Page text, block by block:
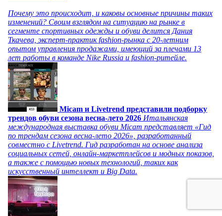
Почему это происходит, и каковы основные причины таких
изменений? Своим взглядом на ситуацию на рынке в
сегменте спортивных одежды и обуви делится Дания
Ткачева, эксперт-практик fashion-рынка с 20-летним
опытом управления продажами, имеющий за плечами 13
лет работы в команде Nike Russia и fashion-ритейле.
Micam и Livetrend представили подборку
трендов обуви сезона весна-лето 2026 Итальянская
международная выставка обуви Micam представляет «Гид
по трендам сезона весна-лето 2026», разработанный
совместно с Livetrend. Гид разработан на основе анализа
социальных сетей, онлайн-маркетплейсов и модных показов,
а также с помощью новых технологий, таких как
искусственный интеллект и Big Data.